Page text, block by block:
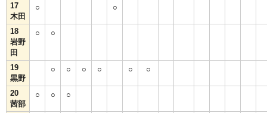
17
木田
○ ○
18
岩野
田
○ ○
19
黒野
○ ○ ○ ○ ○ ○
20
茜部
○ ○ ○